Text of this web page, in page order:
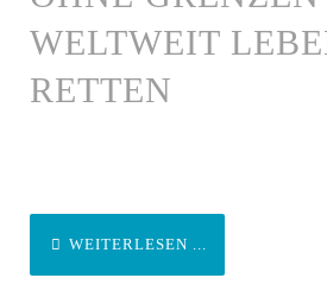
WELTWEIT
RETTEN
WEITERLESEN ...